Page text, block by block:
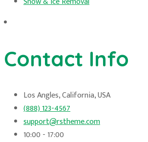
Contact Info
Los Angles, California, USA
(888) 123-4567
support@rstheme.com
10:00 - 17:00